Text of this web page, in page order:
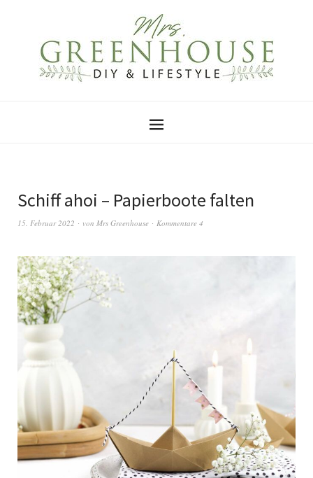
Schiff ahoi – Papierboote falten
15. Februar 2022 von Mrs Greenhouse Kommentare 4